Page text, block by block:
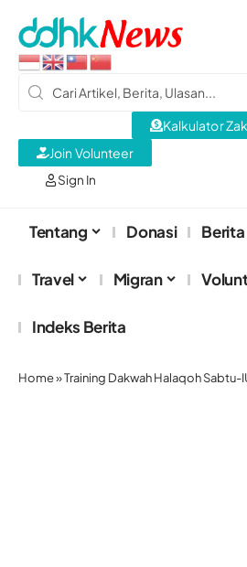
Sign In
Kalkulator
Join Volunteer
Tentang Donasi Berita
Travel Migran
Indeks Berita
Home»Training Dakwah Halaqoh Sabtu-IUHK